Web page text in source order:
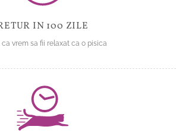
IN 100 ZILE
ca vrem sa fii relaxat ca o pisica